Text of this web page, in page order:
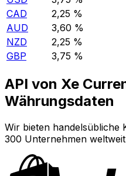
CAD
2,25 %
AUD
3,60 %
NZD
2,25 %
GBP
3,75 %
API von Xe
Währungsdaten
Wir bieten handelsübliche
300 Unternehmen weltweit